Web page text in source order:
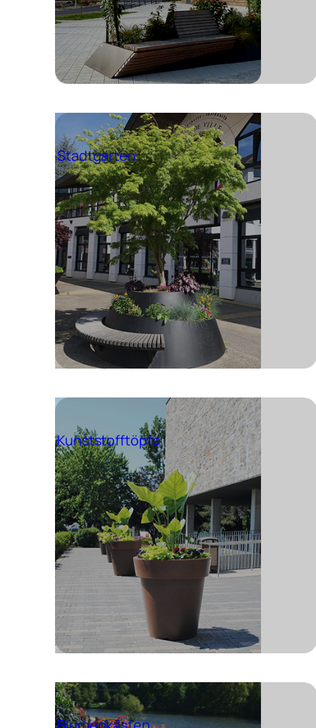
Stadtgärten
Kunststofftöpfe